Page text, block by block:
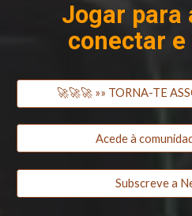
Jogar para
conectar
🚀🚀🚀 »» TORNA-TE
Acede à
Subscreve a